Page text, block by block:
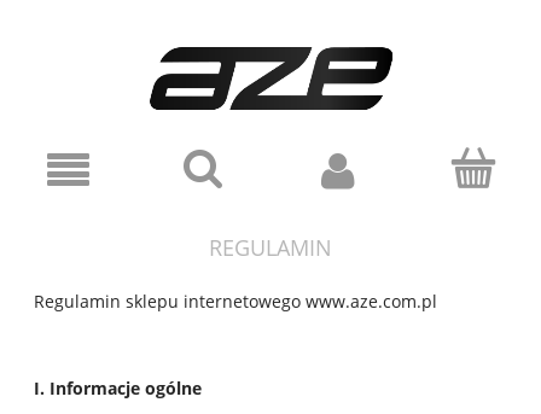
REGULAMIN
Regulamin sklepu internetowego www.aze.com.pl
I. Informacje ogólne